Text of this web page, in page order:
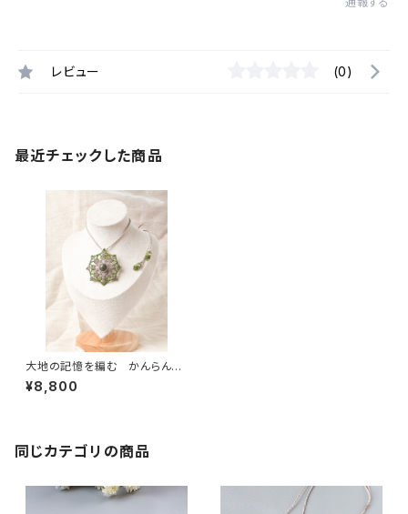
レビュー (0)
最近チェックした商品
大地の記憶を編む かんらん岩
ペンダント（北海道・様似町産）
¥8,800
同じカテゴリの商品